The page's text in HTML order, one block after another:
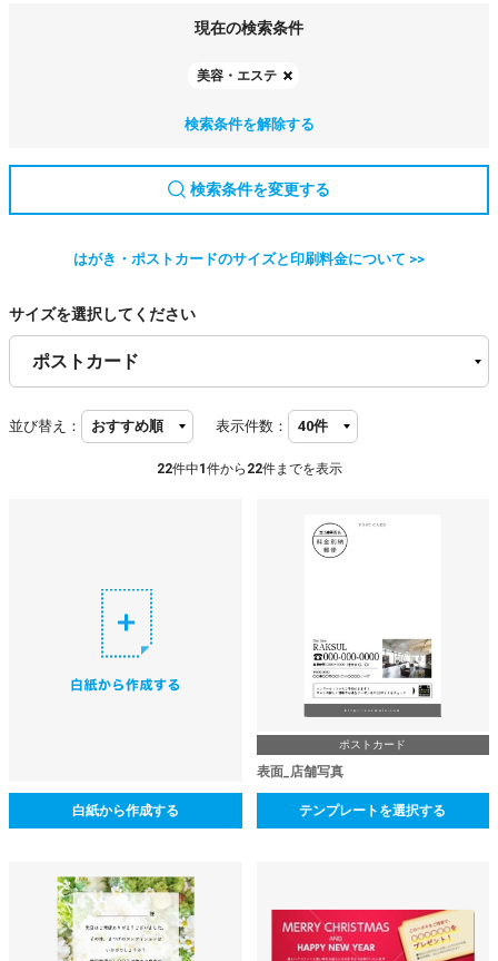
現在の検索条件
美容・エステ
検索条件を解除する
検索条件を変更する
はがき・ポストカードのサイズと印刷料金について >>
サイズを選択してください
並び替え： 表示件数：
22件中1 件から 22件までを表示
白紙から作成する
ポストカード
表面_店舗写真
テンプレートを選択する